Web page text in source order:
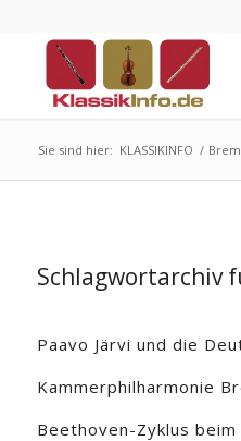
Sie sind hier: KLASSIKINFO /
Schlagwortarchiv
Paavo Järvi und die
Kammerphilharmonie
Beethoven-Zyklus